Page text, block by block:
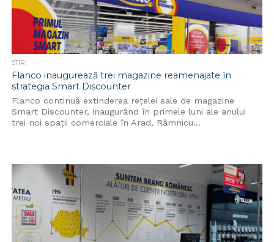
STIRI
Flanco inaugurează trei magazine reamenajate în
strategia Smart Discounter
Flanco continuă extinderea rețelei sale de magazine
Smart Discounter, inaugurând în primele luni ale anului
trei noi spații comerciale în Arad, Râmnicu...